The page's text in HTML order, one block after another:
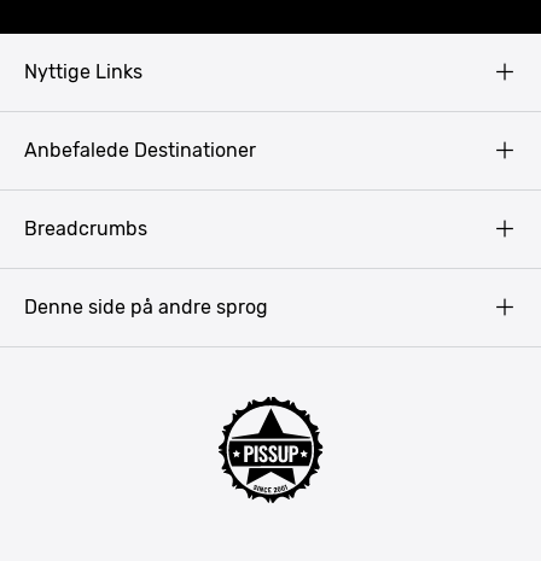
Nyttige Links
Anbefalede Destinationer
Breadcrumbs
Denne side på andre sprog